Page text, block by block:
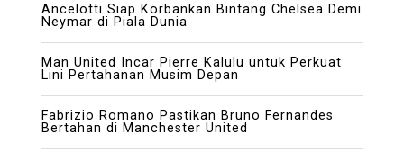
Ancelotti Siap Korbankan Bintang Chelsea Demi
Neymar di Piala Dunia
Man United Incar Pierre Kalulu untuk Perkuat
Lini Pertahanan Musim Depan
Fabrizio Romano Pastikan Bruno Fernandes
Bertahan di Manchester United